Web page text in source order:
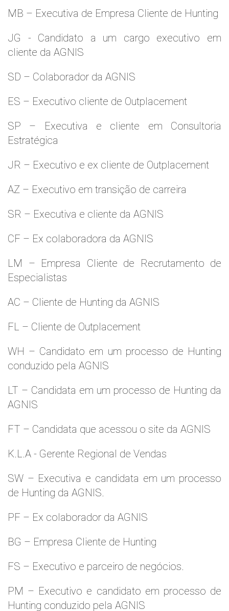
MB – Executiva de Empresa Cliente de Hunting
JG - Candidato a um cargo executivo em
cliente da AGNIS
SD – Colaborador da AGNIS
ES – Executivo cliente de Outplacement
SP – Executiva e cliente em Consultoria
Estratégica
JR – Executivo e ex cliente de Outplacement
AZ – Executivo em transição de carreira
SR – Executiva e cliente da AGNIS
CF – Ex colaboradora da AGNIS
LM – Empresa Cliente de Recrutamento de
Especialistas
AC – Cliente de Hunting da AGNIS
FL – Cliente de Outplacement
WH – Candidato em um processo de Hunting
conduzido pela AGNIS
LT – Candidata em um processo de Hunting da
AGNIS
FT – Candidata que acessou o site da AGNIS
K.L.A - Gerente Regional de Vendas
SW – Executiva e candidata em um processo
de Hunting da AGNIS.
PF – Ex colaborador da AGNIS
BG – Empresa Cliente de Hunting
FS – Executivo e parceiro de negócios.
PM – Executivo e candidato em processo de
Hunting conduzido pela AGNIS